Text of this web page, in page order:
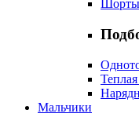
Мальчики